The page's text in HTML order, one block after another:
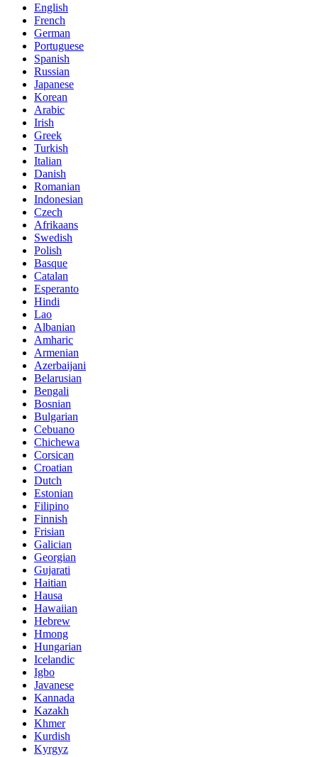
English
French
German
Portuguese
Spanish
Russian
Japanese
Korean
Arabic
Irish
Greek
Turkish
Italian
Danish
Romanian
Indonesian
Czech
Afrikaans
Swedish
Polish
Basque
Catalan
Esperanto
Hindi
Lao
Albanian
Amharic
Armenian
Azerbaijani
Belarusian
Bengali
Bosnian
Bulgarian
Cebuano
Chichewa
Corsican
Croatian
Dutch
Estonian
Filipino
Finnish
Frisian
Galician
Georgian
Gujarati
Haitian
Hausa
Hawaiian
Hebrew
Hmong
Hungarian
Icelandic
Igbo
Javanese
Kannada
Kazakh
Khmer
Kurdish
Kyrgyz